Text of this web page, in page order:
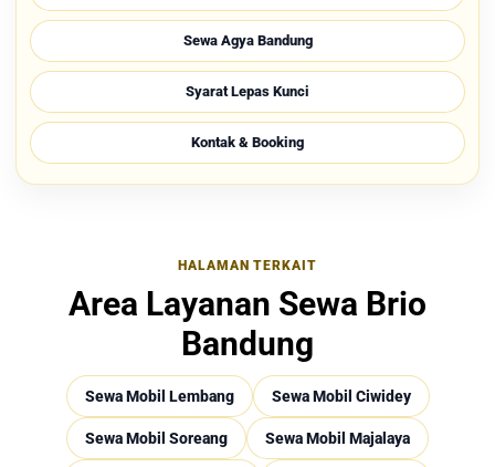
Sewa Agya Bandung
Syarat Lepas Kunci
Kontak & Booking
HALAMAN TERKAIT
Area Layanan Sewa Brio
Bandung
Sewa Mobil Lembang Sewa Mobil Ciwidey
Sewa Mobil Soreang Sewa Mobil Majalaya